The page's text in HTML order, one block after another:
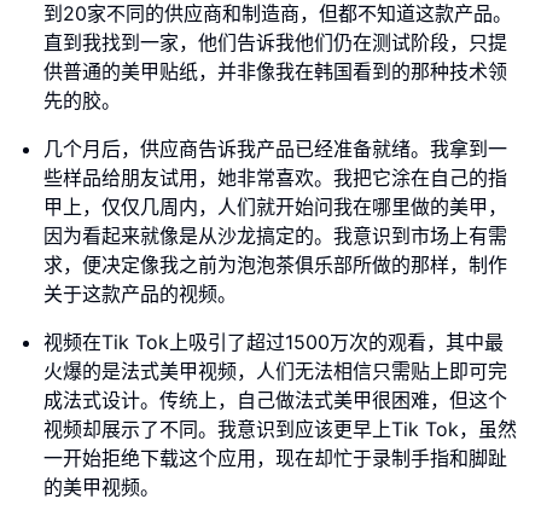
到20家不同的供应商和制造商，但都不知道这款产品。
直到我找到一家，他们告诉我他们仍在测试阶段，只提
供普通的美甲贴纸，并非像我在韩国看到的那种技术领
先的胶。
几个月后，供应商告诉我产品已经准备就绪。我拿到一
些样品给朋友试用，她非常喜欢。我把它涂在自己的指
甲上，仅仅几周内，人们就开始问我在哪里做的美甲，
因为看起来就像是从沙龙搞定的。我意识到市场上有需
求，便决定像我之前为泡泡茶俱乐部所做的那样，制作
关于这款产品的视频。
视频在Tik Tok上吸引了超过1500万次的观看，其中最
火爆的是法式美甲视频，人们无法相信只需贴上即可完
成法式设计。传统上，自己做法式美甲很困难，但这个
视频却展示了不同。我意识到应该更早上Tik Tok，虽然
一开始拒绝下载这个应用，现在却忙于录制手指和脚趾
的美甲视频。